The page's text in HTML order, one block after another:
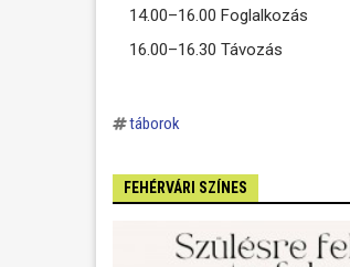
14.00–16.00 Foglalkozás
16.00–16.30 Távozás
táborok
FEHÉRVÁRI SZÍNES